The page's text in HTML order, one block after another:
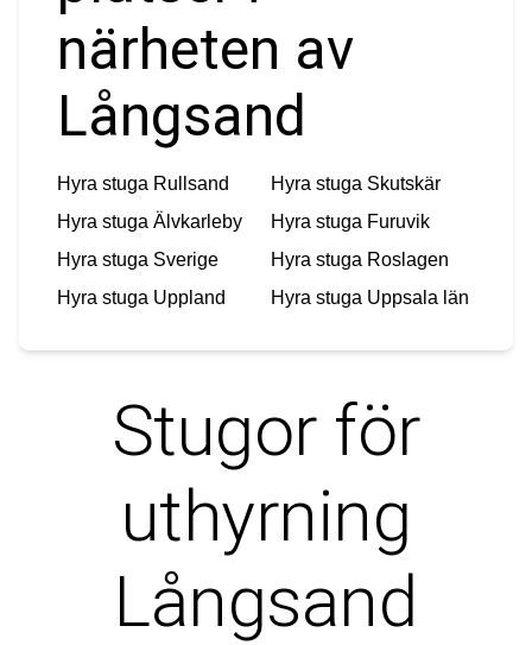
närheten av
Långsand
Hyra stuga Rullsand Hyra stuga Skutskär
Hyra stuga Älvkarleby Hyra stuga Furuvik
Hyra stuga Sverige Hyra stuga Roslagen
Hyra stuga Uppland Hyra stuga Uppsala län
Stugor för
uthyrning
Långsand